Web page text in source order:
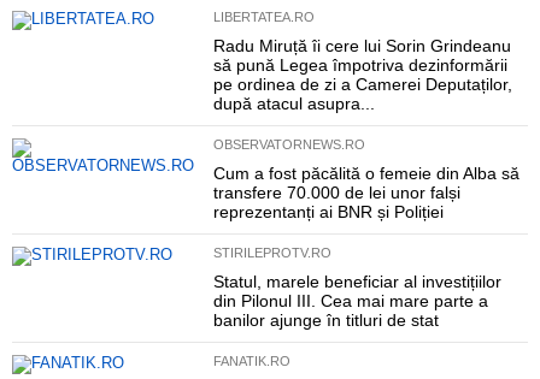
LIBERTATEA.RO
Radu Miruță îi cere lui Sorin Grindeanu
să pună Legea împotriva dezinformării
pe ordinea de zi a Camerei Deputaților,
după atacul asupra...
OBSERVATORNEWS.RO
Cum a fost păcălită o femeie din Alba să
transfere 70.000 de lei unor falși
reprezentanți ai BNR și Poliției
STIRILEPROTV.RO
Statul, marele beneficiar al investițiilor
din Pilonul III. Cea mai mare parte a
banilor ajunge în titluri de stat
FANATIK.RO